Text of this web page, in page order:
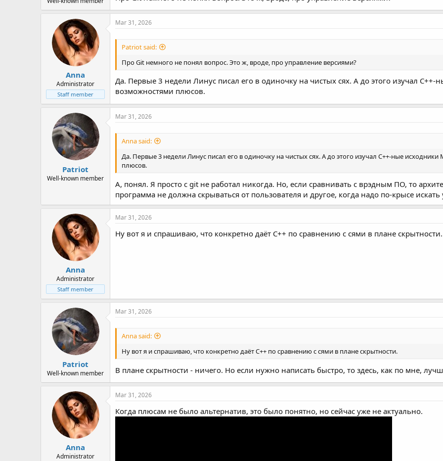
Anna
Administrator
Staff member
Mar 31, 2026
Patriot said:
Про Git немного не понял вопрос. Это ж, вроде, про управление версиями?
Да. Первые 3 недели Линус писал его в одиночку на чистых сях. А до этого изучал С++-
возможностями плюсов.
Patriot
Well-known member
Mar 31, 2026
Anna said:
Да. Первые 3 недели Линус писал его в одиночку на чистых сях. А до этого изучал С++-ные
плюсов.
А, понял. Я просто с git не работал никогда. Но, если сравнивать с врэдным ПО, то
программа не должна скрываться от пользователя и другое, когда надо по-крысе искать
Anna
Administrator
Staff member
Mar 31, 2026
Ну вот я и спрашиваю, что конкретно даёт C++ по сравнению с сями в плане скрытности.
Patriot
Well-known member
Mar 31, 2026
Anna said:
Ну вот я и спрашиваю, что конкретно даёт C++ по сравнению с сями в плане скрытности.
В плане скрытности - ничего. Но если нужно написать быстро, то здесь, как по мне,
Anna
Administrator
Mar 31, 2026
Когда плюсам не было альтернатив, это было понятно, но сейчас уже не актуально.